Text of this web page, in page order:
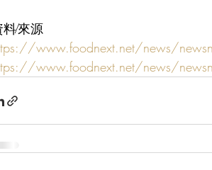
∕來源
www.foodnext.net/news/
www.foodnext.net/news/